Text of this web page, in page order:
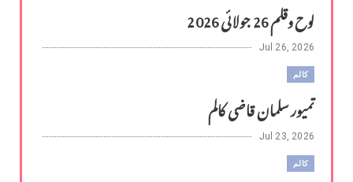
لوح وقلم 26 جولائی 2026
Jul 26, 2026
کالم
تمیور سلمان قاضی کالم
Jul 23, 2026
کالم